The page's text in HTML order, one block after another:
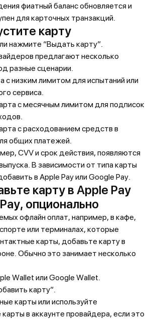
фиатный баланс обновляется и
для карточных транзакций.
карту
нажмите “Выдать карту”.
предлагают несколько
разные сценарии.
с низким лимитом для испытаний или
сервиса.
с месячным лимитом для подписок
с расходованием средств в
общих платежей.
CVV и срок действия, появляются
В зависимости от типа карты
в Apple Pay или Google Pay.
карту в Apple Pay
опционально
офлайн оплат, например, в кафе,
или терминалах, которые
карты, добавьте карту в
Обычно это занимает несколько
Wallet или Google Wallet.
карту”.
карты или используйте
в аккаунте провайдера, если это